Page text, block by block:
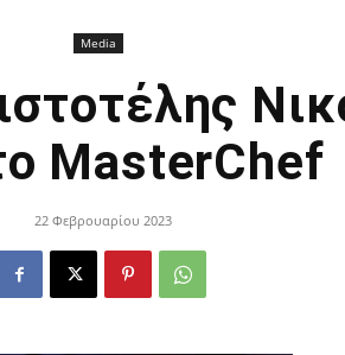
Media
MasterChef
22 Φεβρουαρίου 2023